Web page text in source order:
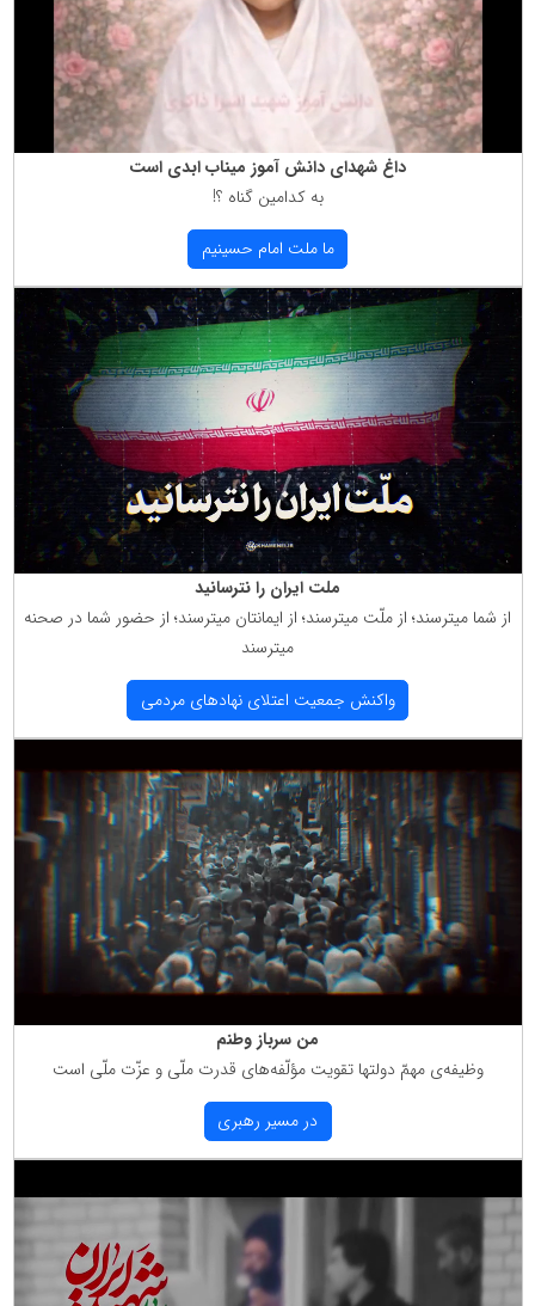
داغ شهدای دانش آموز میناب ابدی است
به كدامین گناه ؟!
ما ملت امام حسینیم
ملت ایران را نترسانید
از شما میترسند؛ از ملّت میترسند؛ از ایمانتان میترسند؛ از حضور شما در صحنه
میترسند
واكنش جمعیت اعتلای نهادهای مردمی
من سرباز وطنم
وظیفه‌ی مهمّ دولتها تقویت مؤلّفه‌های قدرت ملّی و عزّت ملّی است
در مسیر رهبری